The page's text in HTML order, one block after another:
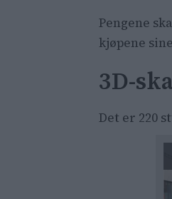
Pengene
kjøpene
3D-
Det er 220